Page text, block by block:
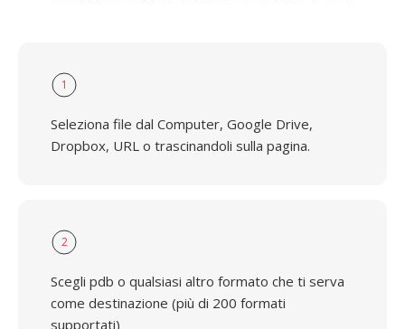
1
Seleziona file dal Computer, Google Drive,
Dropbox, URL o trascinandoli sulla pagina.
2
Scegli pdb o qualsiasi altro formato che ti serva
come destinazione (più di 200 formati
supportati)